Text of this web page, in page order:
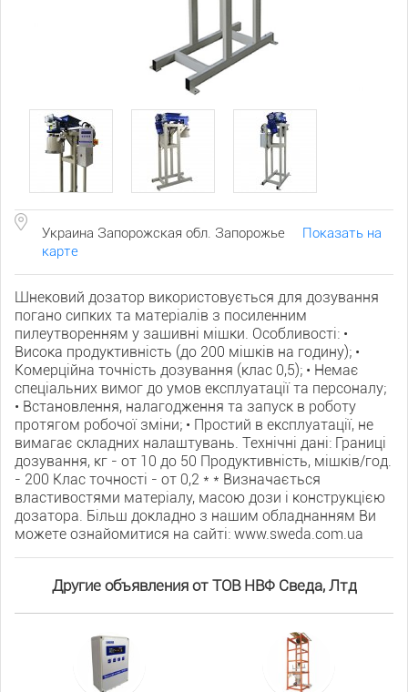
Украина Запорожская обл. Запорожье
Показать на
карте
Шнековий дозатор використовується для дозування
погано сипких та матеріалів з посиленним
пилеутворенням у зашивні мішки. Особливості: •
Висока продуктивність (до 200 мішків на годину); •
Комерційна точність дозування (клас 0,5); • Немає
спеціальних вимог до умов експлуатації та персоналу;
• Встановлення, налагодження та запуск в роботу
протягом робочої зміни; • Простий в експлуатації, не
вимагає складних налаштувань. Технічні дані: Границі
дозування, кг - от 10 до 50 Продуктивність, мішків/год.
- 200 Клас точності - от 0,2 * * Визначається
властивостями матеріалу, масою дози і конструкцією
дозатора. Більш докладно з нашим обладнанням Ви
можете ознайомитися на сайті: www.sweda.com.ua
Другие объявления от ТОВ НВФ Сведа, Лтд